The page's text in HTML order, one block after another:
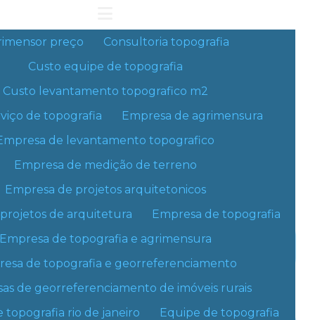
preço
Consultoria topografia
Custo equipe de topografia
Custo levantamento topografico m2
de topografia
Empresa de agrimensura
de levantamento topografico
Empresa de medição de terreno
Empresa de projetos arquitetonicos
de arquitetura
Empresa de topografia
Empresa de topografia e agrimensura
de topografia e georreferenciamento
de georreferenciamento de imóveis rurais
topografia rio de janeiro
Equipe de topografia
Solicite um orçamento
Informações